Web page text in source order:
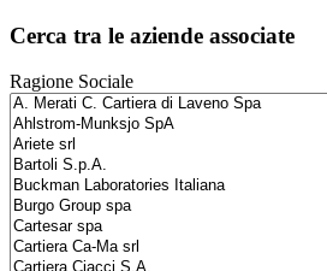
Cerca tra le aziende associate
Ragione Sociale